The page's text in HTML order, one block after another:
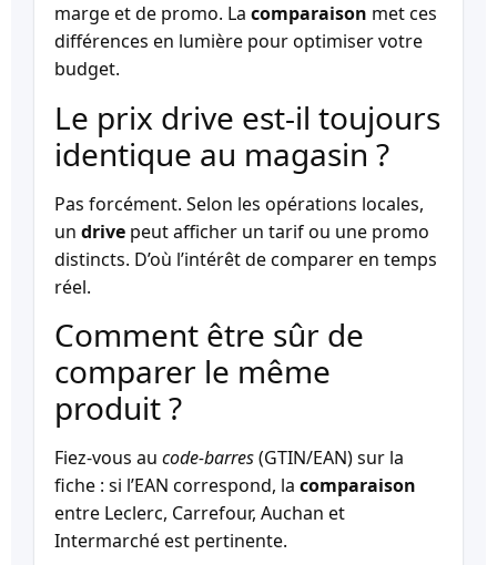
marge et de promo. La comparaison met ces
différences en lumière pour optimiser votre
budget.
Le prix drive est-il toujours
identique au magasin ?
Pas forcément. Selon les opérations locales,
un drive peut afficher un tarif ou une promo
distincts. D’où l’intérêt de comparer en temps
réel.
Comment être sûr de
comparer le même
produit ?
Fiez-vous au code-barres(GTIN/EAN) sur la
fiche : si l’EAN correspond, la comparaison
entre Leclerc, Carrefour, Auchan et
Intermarché est pertinente.